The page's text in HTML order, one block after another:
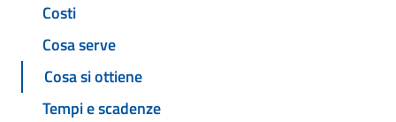
Costi
Cosa serve
Cosa si ottiene
Tempi e scadenze